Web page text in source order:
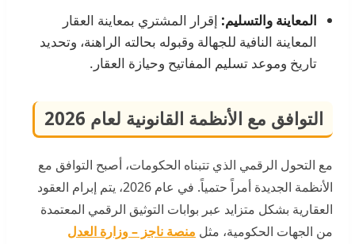
المعاينة والتسليم: إقرار المشتري بمعاينة العقار
المعاينة النافية للجهالة وقبوله بحالته الراهنة، وتحديد
تاريخ وموعد تسليم المفاتيح وحيازة العقار.
التوافق مع الأنظمة القانونية لعام 2026
مع التحول الرقمي الذي تتبناه الحكومات، أصبح التوافق مع
الأنظمة الجديدة أمراً حتمياً. في عام 2026، يتم إبرام العقود
العقارية بشكل متزايد عبر بوابات التوثيق الرقمي المعتمدة
من الجهات الحكومية، مثل منصة ناجز – وزارة العدل